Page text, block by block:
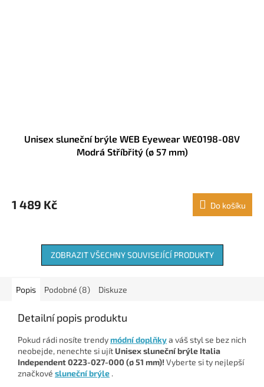
Unisex sluneční brýle WEB Eyewear WE0198-08V
Modrá Stříbřitý (ø 57 mm)
1 489 Kč Do košíku
ZOBRAZIT VŠECHNY SOUVISEJÍCÍ PRODUKTY
Popis Podobné (8) Diskuze
Detailní popis produktu
Pokud rádi nosíte trendymódní doplňkya váš styl se bez nich
neobejde, nenechte si ujít Unisex sluneční brýle Italia
Independent 0223-027-000 (ø 51 mm)!Vyberte si ty nejlepší
značkové sluneční brýle .